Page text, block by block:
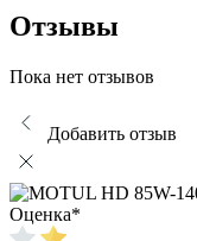
Отзывы
Пока нет отзывов
Добавить отзыв
Оценка*